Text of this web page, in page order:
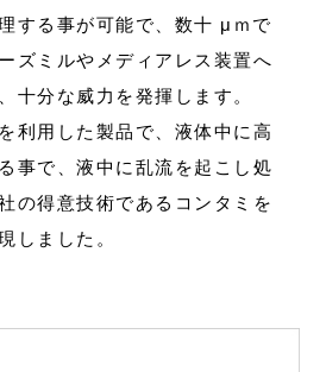
する事が可能で、数十 μｍで
ズミルやメディアレス装置へ
十分な威力を発揮します。
利用した製品で、液体中に高
事で、液中に乱流を起こし処
の得意技術であるコンタミを
しました。